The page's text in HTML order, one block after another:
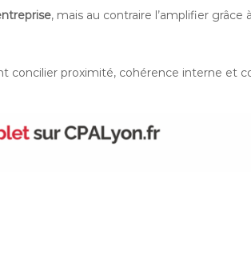
, mais au contraire l’amplifier
concilier proximité, cohérence interne et